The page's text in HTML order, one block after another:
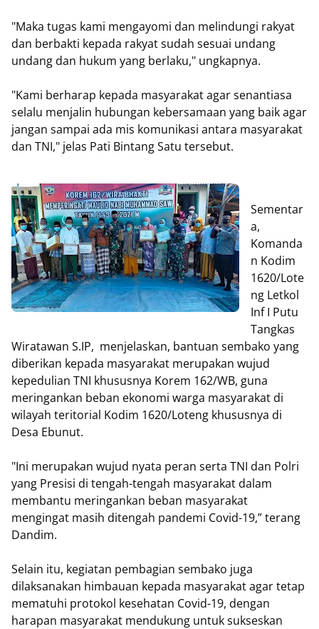
"Maka tugas kami mengayomi dan melindungi rakyat
dan berbakti kepada rakyat sudah sesuai undang
undang dan hukum yang berlaku," ungkapnya.
"Kami berharap kepada masyarakat agar senantiasa
selalu menjalin hubungan kebersamaan yang baik agar
jangan sampai ada mis komunikasi antara masyarakat
dan TNI," jelas Pati Bintang Satu tersebut.
Sementar
a,
Komanda
n Kodim
1620/Lote
ng Letkol
Inf I Putu
Tangkas
Wiratawan S.IP, menjelaskan, bantuan sembako yang
diberikan kepada masyarakat merupakan wujud
kepedulian TNI khususnya Korem 162/WB, guna
meringankan beban ekonomi warga masyarakat di
wilayah teritorial Kodim 1620/Loteng khususnya di
Desa Ebunut.
"Ini merupakan wujud nyata peran serta TNI dan Polri
yang Presisi di tengah-tengah masyarakat dalam
membantu meringankan beban masyarakat
mengingat masih ditengah pandemi Covid-19,” terang
Dandim.
Selain itu, kegiatan pembagian sembako juga
dilaksanakan himbauan kepada masyarakat agar tetap
mematuhi protokol kesehatan Covid-19, dengan
harapan masyarakat mendukung untuk sukseskan